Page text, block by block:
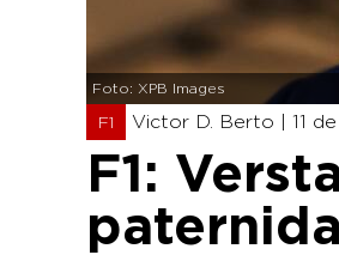
Foto: XPB Images
F1 Victor D. Berto | 11
F1: